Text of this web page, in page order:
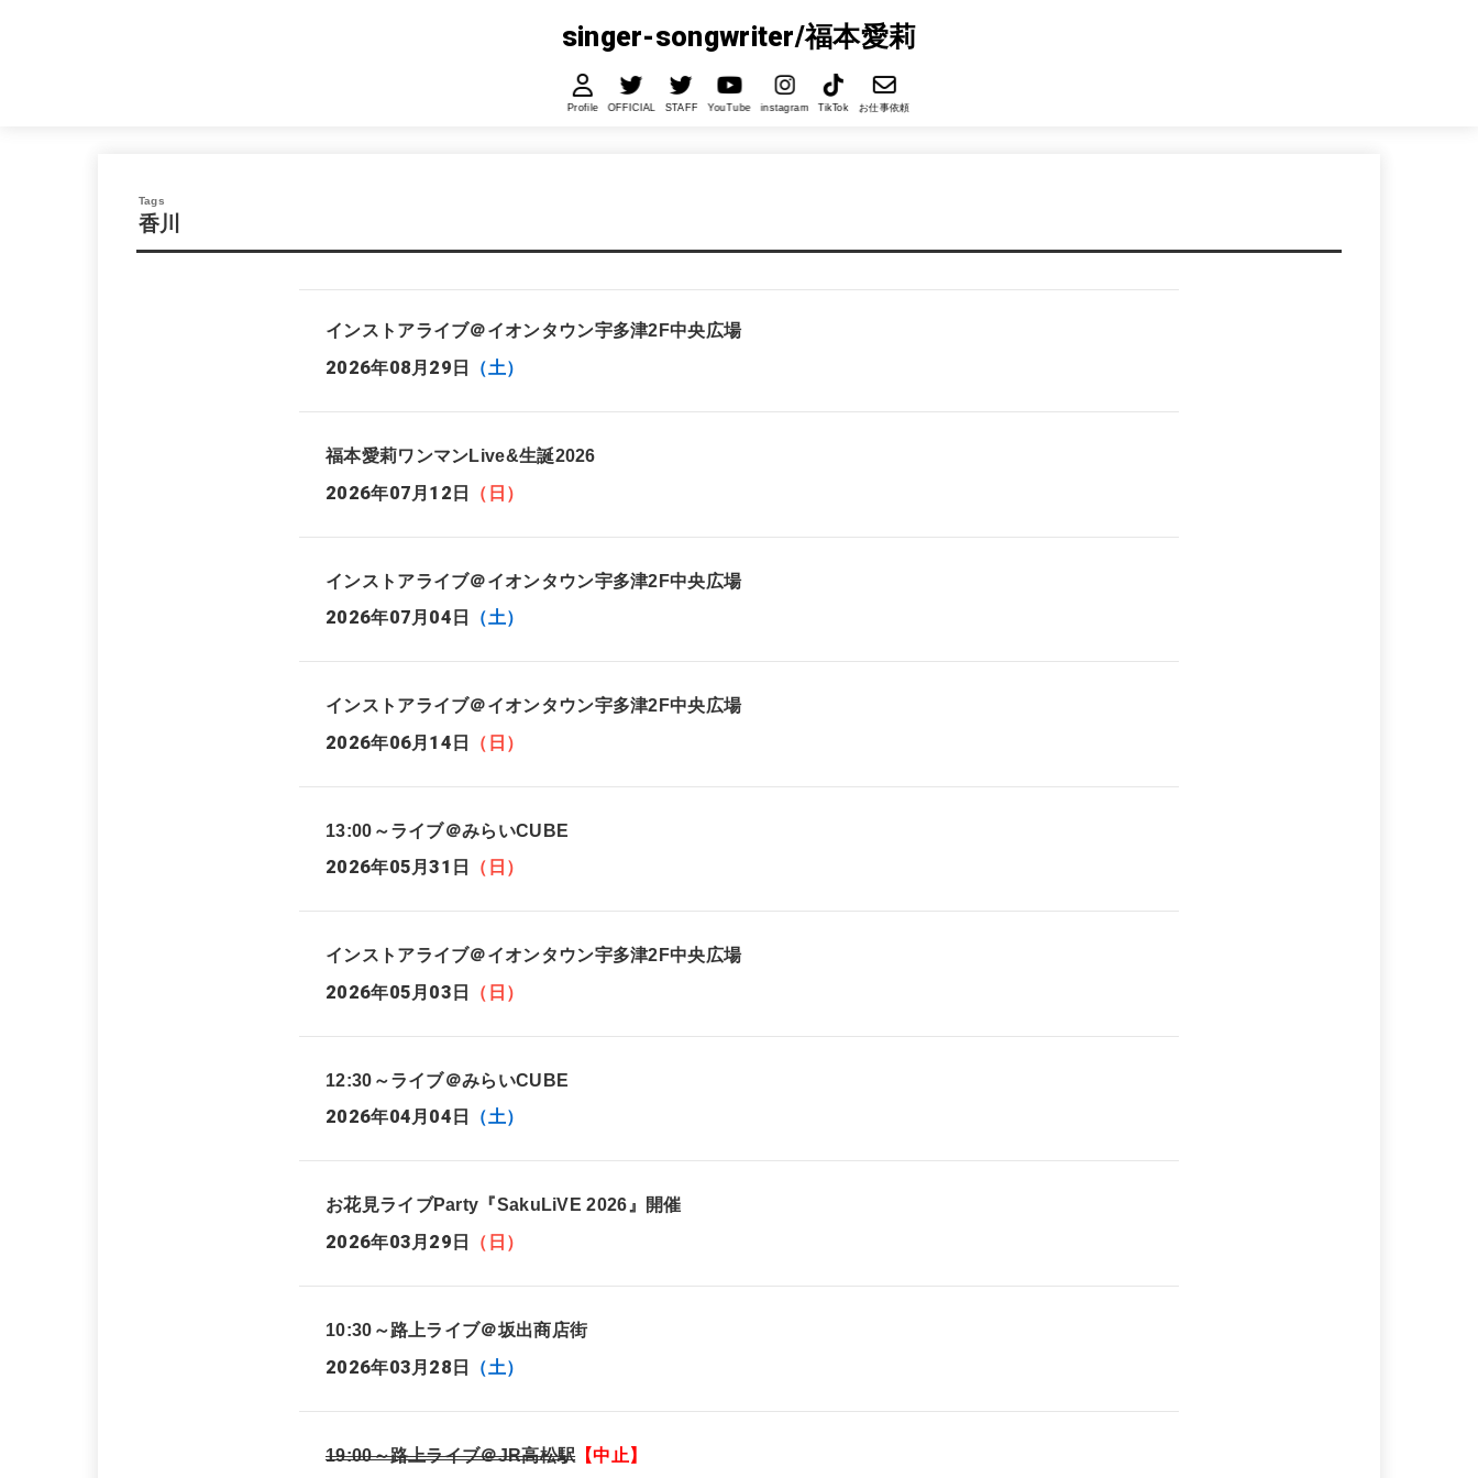
singer-songwriter/福本愛莉
Profile OFFICIAL STAFF YouTube instagram TikTok お仕事依頼
香川
インストアライブ＠イオンタウン宇多津2F中央広場
2026年08月29日 （土）
福本愛莉ワンマンLive&生誕2026
2026年07月12日 （日）
インストアライブ＠イオンタウン宇多津2F中央広場
2026年07月04日 （土）
インストアライブ＠イオンタウン宇多津2F中央広場
2026年06月14日 （日）
13:00～ライブ＠みらいCUBE
2026年05月31日 （日）
インストアライブ＠イオンタウン宇多津2F中央広場
2026年05月03日 （日）
12:30～ライブ＠みらいCUBE
2026年04月04日 （土）
お花見ライブParty『SakuLiVE 2026』開催
2026年03月29日 （日）
10:30～路上ライブ＠坂出商店街
2026年03月28日 （土）
19:00～路上ライブ＠JR高松駅 【中止】